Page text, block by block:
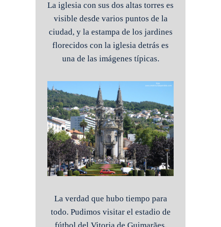
La iglesia con sus dos altas torres es
visible desde varios puntos de la
ciudad, y la estampa de los jardines
florecidos con la iglesia detrás es
una de las imágenes típicas.
La verdad que hubo tiempo para
todo. Pudimos visitar el estadio de